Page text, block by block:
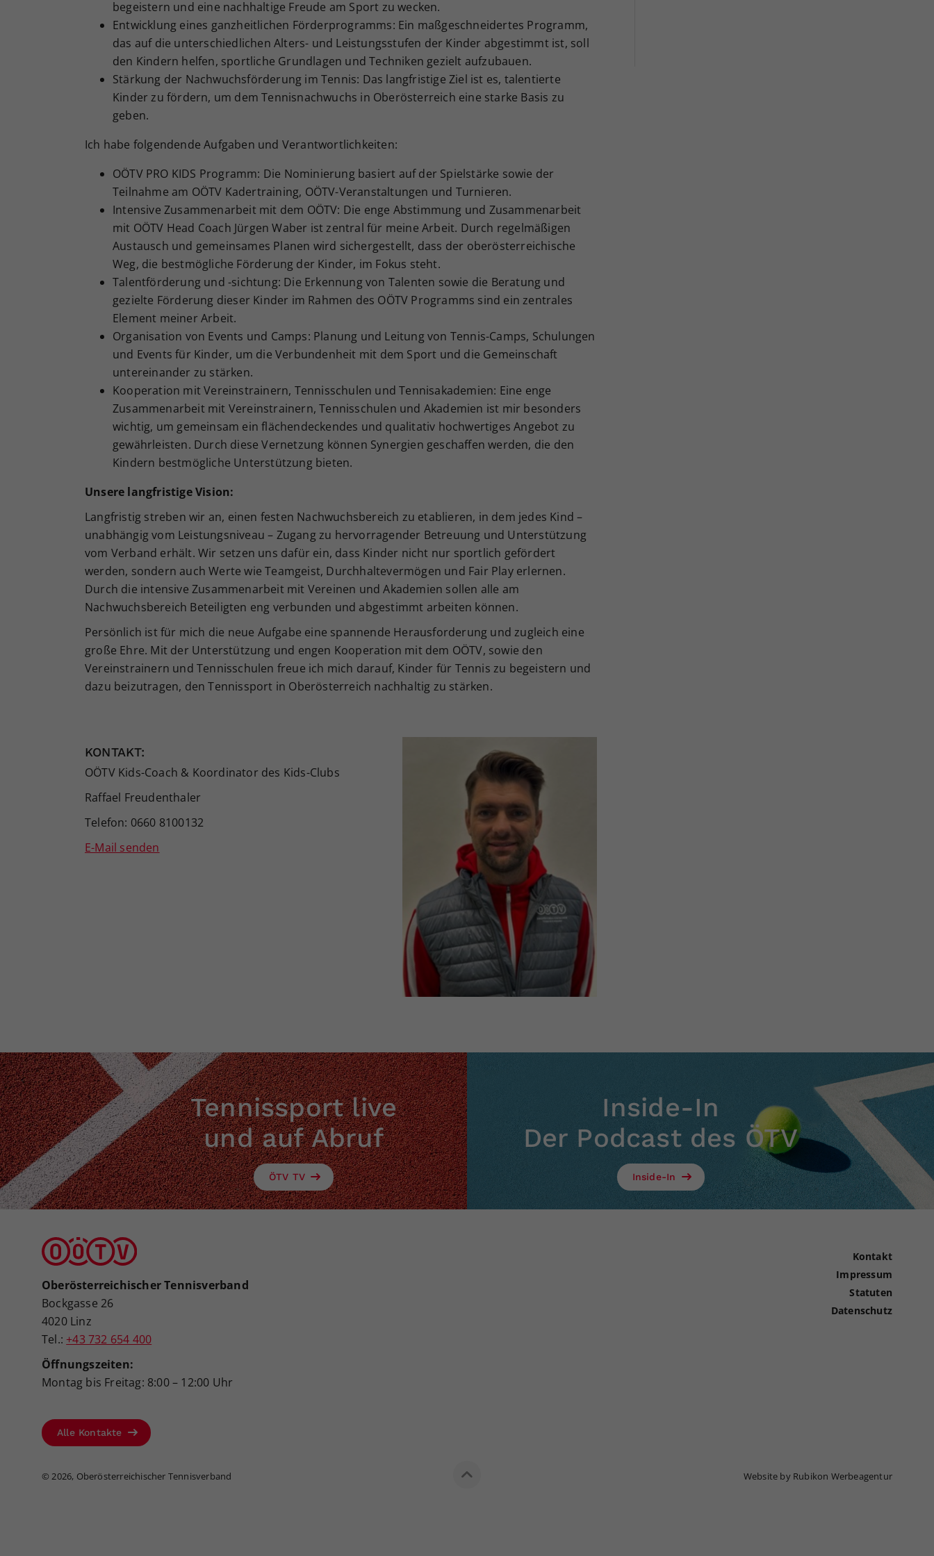
begeistern und eine nachhaltige Freude am Sport zu wecken.
Entwicklung eines ganzheitlichen Förderprogramms: Ein maßgeschneidertes Programm,
das auf die unterschiedlichen Alters- und Leistungsstufen der Kinder abgestimmt ist, soll
den Kindern helfen, sportliche Grundlagen und Techniken gezielt aufzubauen.
Stärkung der Nachwuchsförderung im Tennis: Das langfristige Ziel ist es, talentierte
Kinder zu fördern, um dem Tennisnachwuchs in Oberösterreich eine starke Basis zu
geben.
Ich habe folgendende Aufgaben und Verantwortlichkeiten:
OÖTV PRO KIDS Programm: Die Nominierung basiert auf der Spielstärke sowie der
Teilnahme am OÖTV Kadertraining, OÖTV-Veranstaltungen und Turnieren.
Intensive Zusammenarbeit mit dem OÖTV: Die enge Abstimmung und Zusammenarbeit
mit OÖTV Head Coach Jürgen Waber ist zentral für meine Arbeit. Durch regelmäßigen
Austausch und gemeinsames Planen wird sichergestellt, dass der oberösterreichische
Weg, die bestmögliche Förderung der Kinder, im Fokus steht.
Talentförderung und -sichtung: Die Erkennung von Talenten sowie die Beratung und
gezielte Förderung dieser Kinder im Rahmen des OÖTV Programms sind ein zentrales
Element meiner Arbeit.
Organisation von Events und Camps: Planung und Leitung von Tennis-Camps, Schulungen
und Events für Kinder, um die Verbundenheit mit dem Sport und die Gemeinschaft
untereinander zu stärken.
Kooperation mit Vereinstrainern, Tennisschulen und Tennisakademien: Eine enge
Zusammenarbeit mit Vereinstrainern, Tennisschulen und Akademien ist mir besonders
wichtig, um gemeinsam ein flächendeckendes und qualitativ hochwertiges Angebot zu
gewährleisten. Durch diese Vernetzung können Synergien geschaffen werden, die den
Kindern bestmögliche Unterstützung bieten.
Unsere langfristige Vision:
Langfristig streben wir an, einen festen Nachwuchsbereich zu etablieren, in dem jedes Kind –
unabhängig vom Leistungsniveau – Zugang zu hervorragender Betreuung und Unterstützung
vom Verband erhält. Wir setzen uns dafür ein, dass Kinder nicht nur sportlich gefördert
werden, sondern auch Werte wie Teamgeist, Durchhaltevermögen und Fair Play erlernen.
Durch die intensive Zusammenarbeit mit Vereinen und Akademien sollen alle am
Nachwuchsbereich Beteiligten eng verbunden und abgestimmt arbeiten können.
Persönlich ist für mich die neue Aufgabe eine spannende Herausforderung und zugleich eine
große Ehre. Mit der Unterstützung und engen Kooperation mit dem OÖTV, sowie den
Vereinstrainern und Tennisschulen freue ich mich darauf, Kinder für Tennis zu begeistern und
dazu beizutragen, den Tennissport in Oberösterreich nachhaltig zu stärken.
KONTAKT:
OÖTV Kids-Coach & Koordinator des Kids-Clubs
Raffael Freudenthaler
Telefon: 0660 8100132
E-Mail senden
Tennissport live
und auf Abruf
ÖTV TV
Inside-In
Der Podcast des ÖTV
Inside-In
Oberösterreichischer Tennisverband
Bockgasse 26
4020 Linz
Tel.: +43 732 654 400
Öffnungszeiten:
Montag bis Freitag: 8:00 – 12:00 Uhr
Alle Kontakte
Kontakt
Impressum
Statuten
Datenschutz
©2026, Oberösterreichischer Tennisverband Website by Rubikon Werbeagentur
Ihrer vorgenommen Einstellungen, falls der
Webseiten-Betreiber dies eingestellt hat.